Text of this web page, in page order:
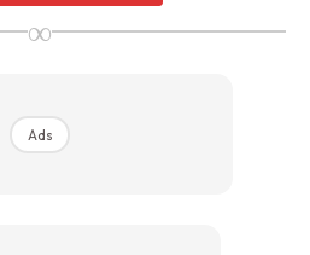
∞
Ads